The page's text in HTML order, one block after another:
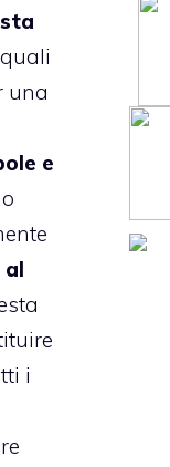
una
e
al
i